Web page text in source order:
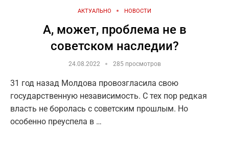
АКТУАЛЬНО НОВОСТИ
А, может, проблема не в
советском наследии?
24.08.2022 285 просмотров
31 год назад Молдова провозгласила свою
государственную независимость. С тех пор редкая
власть не боролась с советским прошлым. Но
особенно преуспела в …